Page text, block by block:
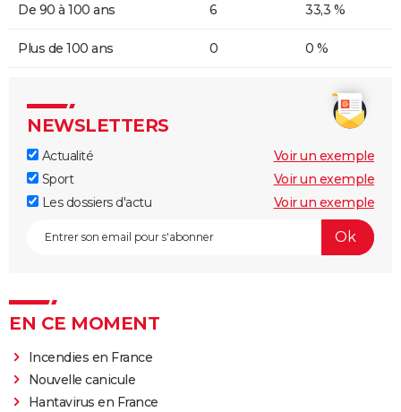
De 90 à 100 ans 6 33,3 %
Plus de 100 ans 0 0 %
NEWSLETTERS
Actualité
Voir un exemple
Sport
Voir un exemple
Les dossiers d'actu
Voir un exemple
EN CE MOMENT
Incendies en France
Nouvelle canicule
Hantavirus en France